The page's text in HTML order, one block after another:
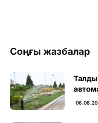
Соңғы жазбалар